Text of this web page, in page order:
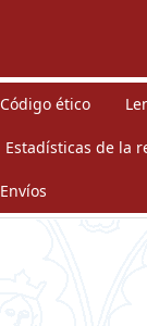
Código ético
Estadísticas de la
Envíos